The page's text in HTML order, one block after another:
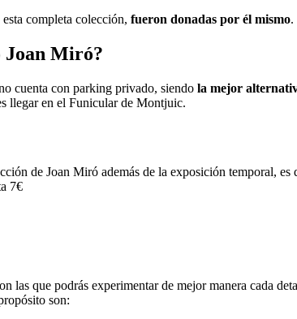
completa colección, fueron donadas por él mismo.
Joan Miró?
cuenta con parking privado, siendo la mejor
llegar en el Funicular de Montjuic.
de Joan Miró además de la exposición temporal, es
7€
las que podrás experimentar de mejor manera cada
son: